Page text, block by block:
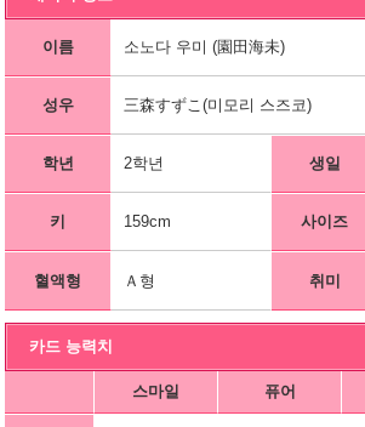
이름 소노다 우미 (園田海未)
성우 三森すずこ(미모리 스즈코)
학년 2학년 생일
키 159cm 사이즈
혈액형 Ａ형 취미
카드 능력치
스마일 퓨어